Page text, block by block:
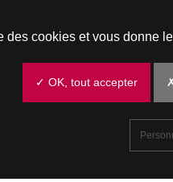
des cookies et vous donne
✓ OK, tout accepter